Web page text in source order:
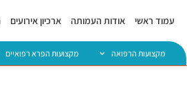
עמוד ראשי אודות העמותה ארכיון אירועים
מקצועות הרפואה מקצועות הפרא רפואיים